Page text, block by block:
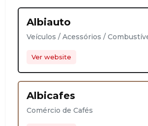
Albiauto
Veículos / Acessórios /
Ver website
Albicafes
Comércio de Cafés